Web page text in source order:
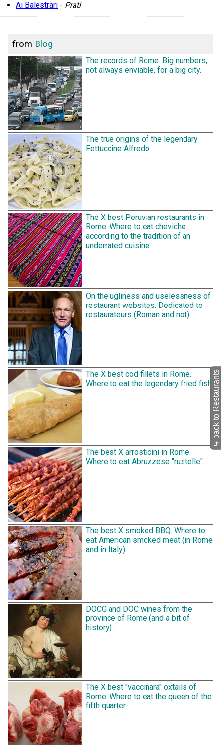
Ai Balestrari - Prati
from Blog
The records of Rome. Big numbers,
not always enviable, for a big city.
The true origins of the legendary
Fettuccine Alfredo.
The X best Peruvian restaurants in
Rome. Where to eat cheviche
according to the tradition of an
underrated cuisine.
On the ugliness and uselessness of
restaurant websites. Dedicated to
restaurateurs (Roman and not).
The X best cod fillets in Rome.
Where to eat the legendary fried fish.
The best X arrosticini in Rome.
Where to eat Abruzzese "rustelle".
The best X smoked BBQ. Where to
eat American smoked meat (in Rome
and in Italy).
DOCG and DOC wines from the
province of Rome (and a bit of
history).
The X best "vaccinara" oxtails of
Rome. Where to eat the queen of the
fifth quarter.
⤷
back to Restaurants